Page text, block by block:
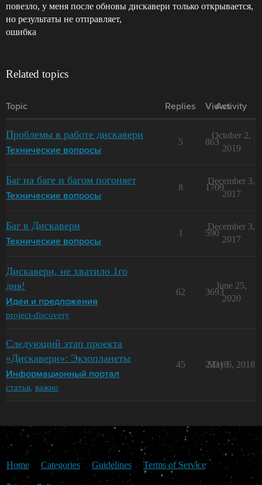
повезло, у меня после обновы дискавери только открывается,
но результаты не отправляет,
ошибка
Related topics
Topic Replies Views
Activity
Проблемы в работе дискавери
Технические вопросы
5 863
October 2,
2019
Баг на баге и багом погоняет
Технические вопросы
8 1709
December 3,
2017
Баг в Дискавери
Технические вопросы
1 590
December 3,
2017
Дискавери, не хватило 1го
дня!
Идеи и предложения
project-discovery
62 3693
June 25,
2020
Следующий этап проекта
«Дискавери»: Экзопланеты
Информационный портал
статья, важно
45 23318
May 6, 2018
Home Categories Guidelines Terms of Service